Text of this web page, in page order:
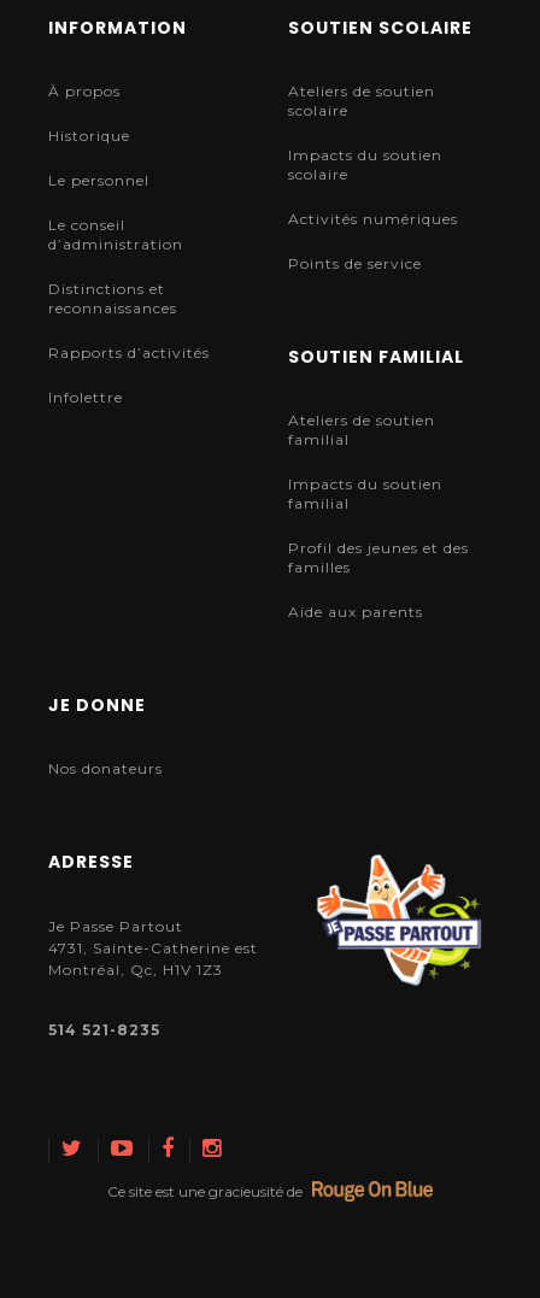
INFORMATION
À propos
Historique
Le personnel
Le conseil
d’administration
Distinctions et
reconnaissances
Rapports d’activités
Infolettre
SOUTIEN SCOLAIRE
Ateliers de soutien
scolaire
Impacts du soutien
scolaire
Activités numériques
Points de service
SOUTIEN FAMILIAL
Ateliers de soutien
familial
Impacts du soutien
familial
Profil des jeunes et des
familles
Aide aux parents
JE DONNE
Nos donateurs
ADRESSE
Je Passe Partout
4731, Sainte-Catherine est
Montréal, Qc, H1V 1Z3
514 521-8235
Ce site est une gracieusité de